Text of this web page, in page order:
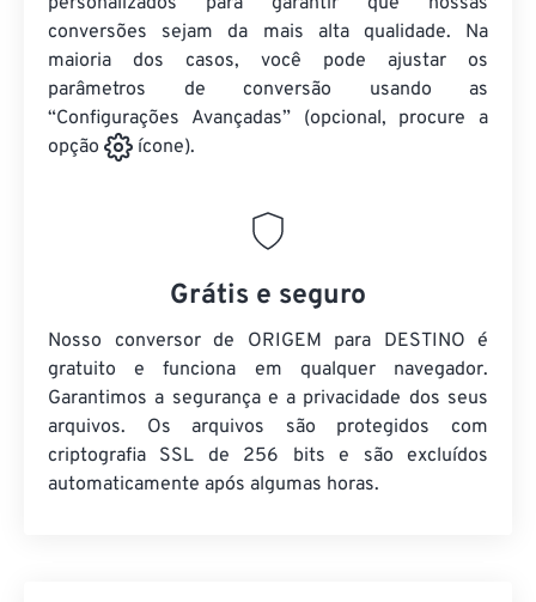
conversões sejam da mais alta qualidade. Na
maioria dos casos, você pode ajustar os
parâmetros de conversão usando as
“Configurações Avançadas” (opcional, procure a
opção
ícone).
Grátis e seguro
Nosso conversor de ORIGEM para DESTINO é
gratuito e funciona em qualquer navegador.
Garantimos a segurança e a privacidade dos seus
arquivos. Os arquivos são protegidos com
criptografia SSL de 256 bits e são excluídos
automaticamente após algumas horas.